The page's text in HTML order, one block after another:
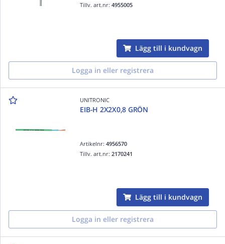
Tillv. art.nr:4955005
Lägg till i kundvagn
Logga in eller registrera
UNITRONIC
EIB-H 2X2X0,8 GRÖN
Artikelnr:4956570
Tillv. art.nr:2170241
Lägg till i kundvagn
Logga in eller registrera